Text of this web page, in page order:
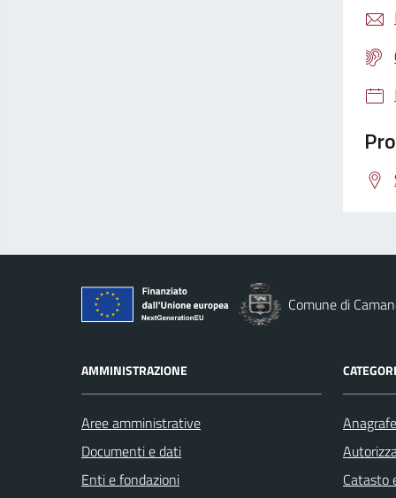
Comune di
AMMINISTRAZIONE
Aree amministrative
Documenti e dati
Enti e fondazioni
Catasto